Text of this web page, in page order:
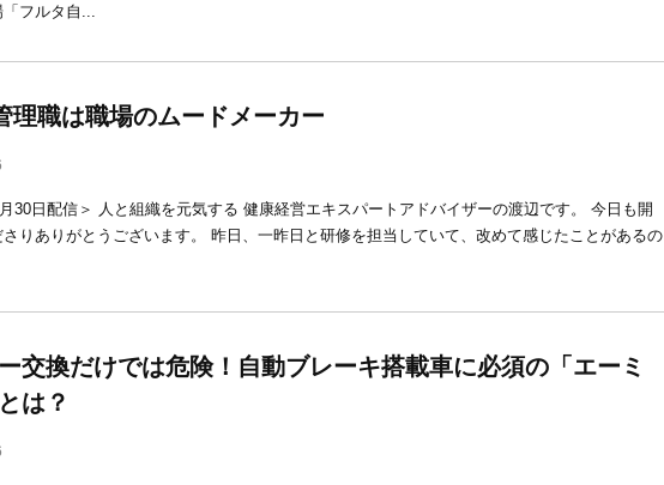
フルタ自...
理職は職場のムードメーカー
30日配信＞ 人と組織を元気する 健康経営エキスパートアドバイザーの渡辺です。 今日も開
りありがとうございます。 昨日、一昨日と研修を担当していて、改めて感じたことがあるの
交換だけでは危険！自動ブレーキ搭載車に必須の「エーミ
は？